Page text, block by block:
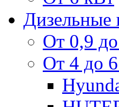
Дизельные
От 0,9
От 4 до